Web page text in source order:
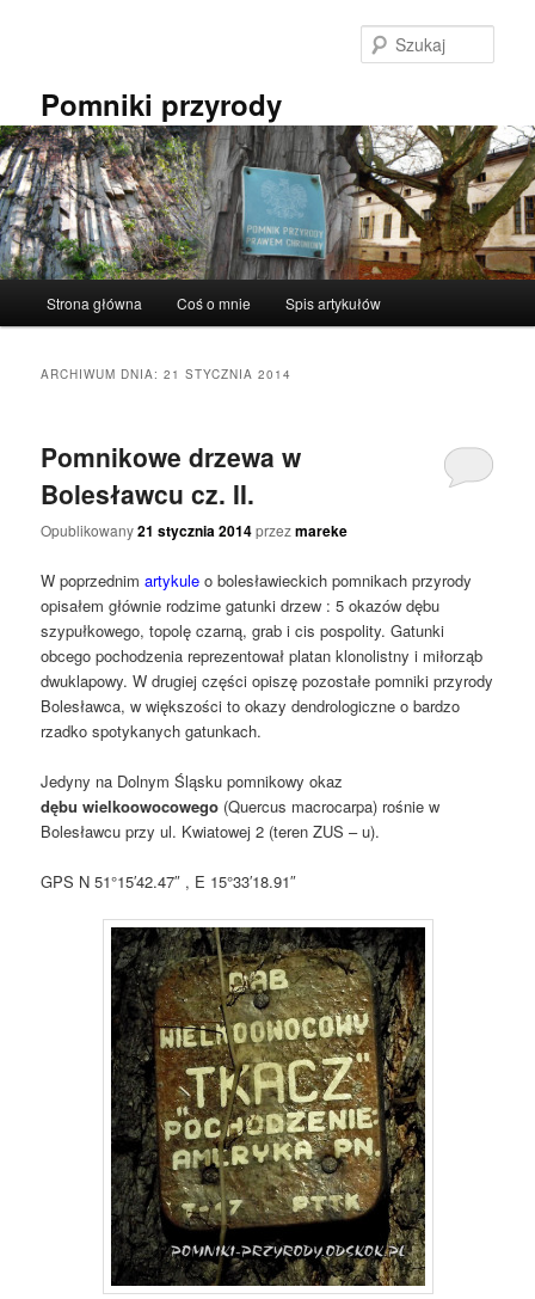
Pomniki przyrody
Strona główna Coś o mnie Spis artykułów
ARCHIWUM DNIA:21 STYCZNIA 2014
Pomnikowe drzewa w
Bolesławcu cz. II.
Opublikowany21 stycznia 2014przezmareke
W poprzednimartykule o bolesławieckich pomnikach przyrody
opisałem głównie rodzime gatunki drzew : 5 okazów dębu
szypułkowego, topolę czarną, grab i cis pospolity. Gatunki
obcego pochodzenia reprezentował platan klonolistny i miłorząb
dwuklapowy. W drugiej części opiszę pozostałe pomniki przyrody
Bolesławca, w większości to okazy dendrologiczne o bardzo
rzadko spotykanych gatunkach.
Jedyny na Dolnym Śląsku pomnikowy okaz
dębu wielkoowocowego (Quercus macrocarpa) rośnie w
Bolesławcu przy ul. Kwiatowej 2 (teren ZUS – u).
GPS N 51°15′42.47″ , E 15°33′18.91″